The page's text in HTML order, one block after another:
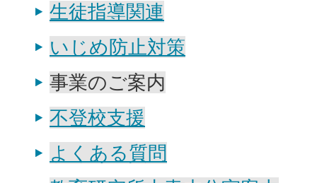
生徒指導関連
いじめ防止対策
事業のご案内
不登校支援
よくある質問